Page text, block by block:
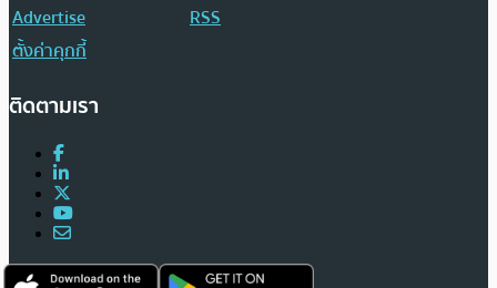
Advertise
RSS
ตั้งค่าคุกกี้
ติดตามเรา